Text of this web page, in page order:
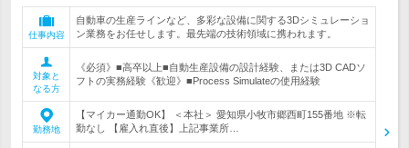
仕事内容
自動車の生産ラインなど、多彩な設備に関する3Dシミュレーショ
ン業務をお任せします。最先端の技術領域に携われます。
対象と
なる方
《必須》■高卒以上■自動生産設備の設計経験、または3D CADソ
フトの実務経験《歓迎》■Process Simulateの使用経験
勤務地
【マイカー通勤OK】 ＜本社＞ 愛知県小牧市郷西町155番地 ※転
勤なし 【雇入れ直後】上記事業所…